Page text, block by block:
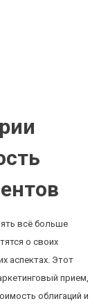
всё больше
о своих
аспектах. Этот
прием,
облигаций и